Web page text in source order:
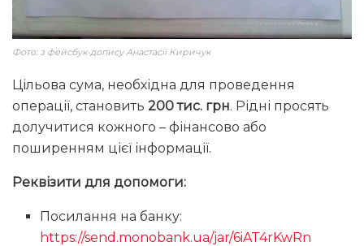
Фото: з фейсбук-допису Анастасії Киричук
Цільова сума, необхідна для проведення
операції, становить 200 тис. грн. Рідні просять
долучитися кожного – фінансово або
поширенням цієї інформації.
Реквізити для допомоги:
Посилання на банку:
https://send.monobank.ua/jar/6iAT4rKwRn